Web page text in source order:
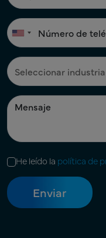
He leído la política de